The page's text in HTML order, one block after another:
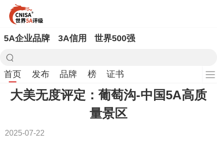
5A企业品牌 3A信用 世界500强
首页 发布 品牌 榜 证书
大美无度评定：葡萄沟-中国5A高质
量景区
2025-07-22